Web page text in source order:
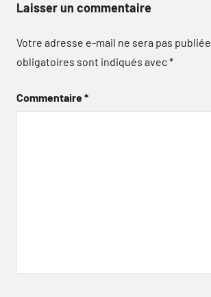
Laisser un commentaire
Votre adresse e-mail ne sera pas publiée.
obligatoires sont indiqués avec*
Commentaire*